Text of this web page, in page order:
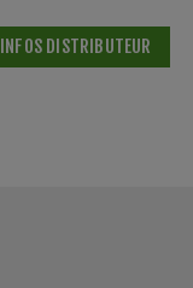
INFOS DISTRIBUTEUR